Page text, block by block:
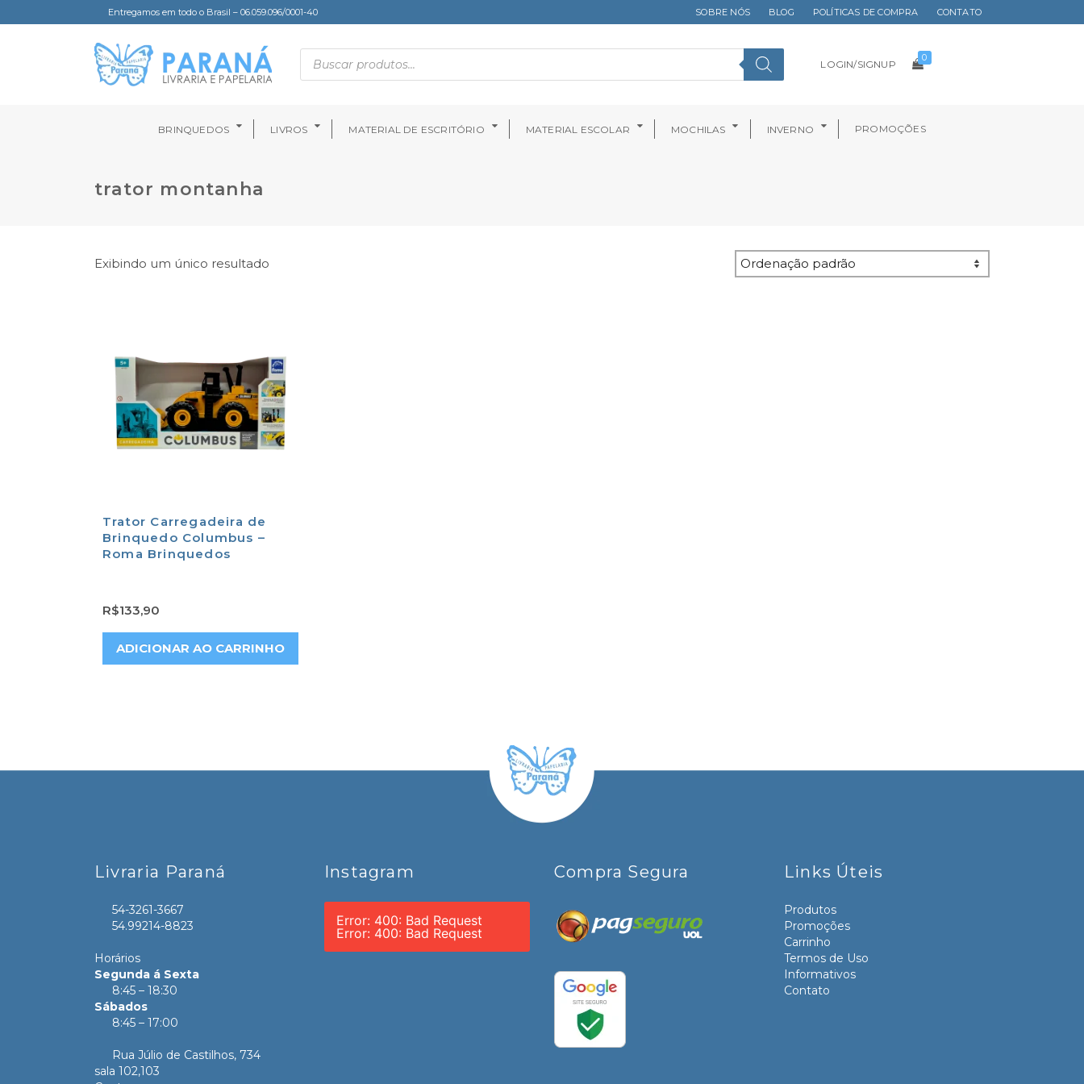
Entregamos em todo o Brasil – 06.059.096/0001-40 SOBRE NÓS BLOG POLÍTICAS DE COMPRA CONTATO
LOGIN/SIGNUP
0
BRINQUEDOS LIVROS MATERIAL DE ESCRITÓRIO MATERIAL ESCOLAR MOCHILAS INVERNO PROMOÇÕES
trator montanha
Exibindo um único resultado
Trator Carregadeira de
Brinquedo Columbus –
Roma Brinquedos
R$133,90
ADICIONAR AO CARRINHO
Livraria Paraná
54-3261-3667
54.99214-8823
Horários
Segunda á Sexta
8:45 – 18:30
Sábados
8:45 – 17:00
Rua Júlio de Castilhos, 734
sala 102,103
Instagram
Error: 400: Bad Request
Error: 400: Bad Request
Compra Segura Links Úteis
Produtos
Promoções
Carrinho
Termos de Uso
Informativos
Contato